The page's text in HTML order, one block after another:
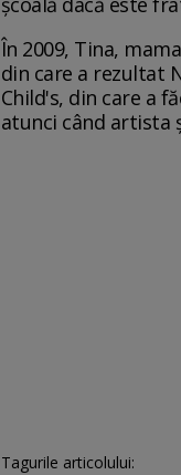
În 2009, Tina,
din care a rezultat
Child's, din care a
atunci când artista
Tagurile articolului: